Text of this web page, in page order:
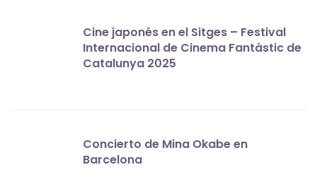
Cine japonés en el Sitges – Festival
Internacional de Cinema Fantàstic de
Catalunya 2025
Concierto de Mina Okabe en
Barcelona